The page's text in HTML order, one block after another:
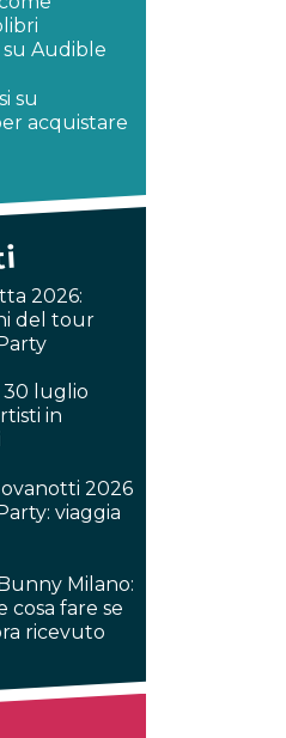
Audible
su
acquistare
2026:
del tour
30 luglio
in
2026
viaggia
Milano:
cosa fare se
ricevuto